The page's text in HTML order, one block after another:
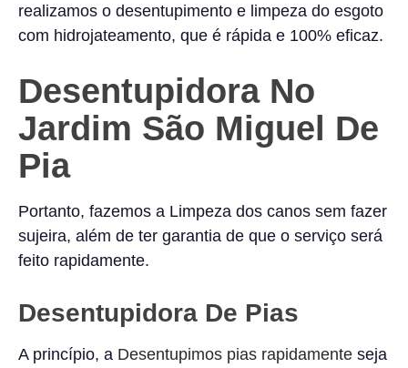
realizamos o desentupimento e limpeza do esgoto
com hidrojateamento, que é rápida e 100% eficaz.
Desentupidora No
Jardim São Miguel De
Pia
Portanto, fazemos a Limpeza dos canos sem fazer
sujeira, além de ter garantia de que o serviço será
feito rapidamente.
Desentupidora De Pias
A princípio, a Desentupimos pias rapidamente seja